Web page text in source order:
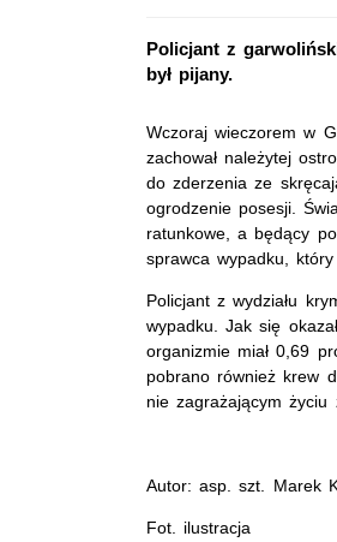
Policjant z
był pijany.
Wczoraj wieczorem w
zachował należytej
do zderzenia ze
ogrodzenie posesji.
ratunkowe, a będący
sprawca wypadku, który
Policjant z wydziału
wypadku. Jak się
organizmie miał 0,69
pobrano również krew
nie zagrażającym życiu
Autor: asp. szt. Marek
Fot. ilustracja